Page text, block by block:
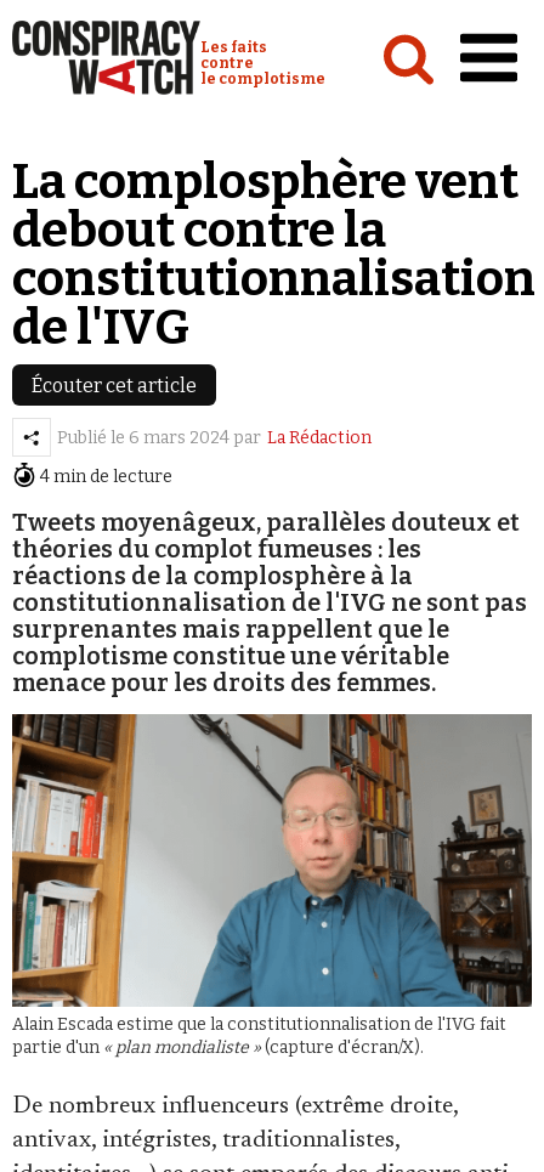
Conspiracy Watch :
Les faits
contre
le complotisme
Analyses
Conspipédia
Vidéos
Émissions
Revues de presse
Newsletter
Demander à Vera
Se connecter
La complosphère vent
debout contre la
constitutionnalisation
de l'IVG
Écouter cet article
Publié le 6 mars 2024 par La Rédaction
4 min de lecture
Tweets moyenâgeux, parallèles douteux et
théories du complot fumeuses : les
réactions de la complosphère à la
constitutionnalisation de l'IVG ne sont pas
surprenantes mais rappellent que le
complotisme constitue une véritable
menace pour les droits des femmes.
Alain Escada estime que la constitutionnalisation de l'IVG fait
partie d'un « plan mondialiste »(capture d'écran/X).
De nombreux influenceurs (extrême droite,
antivax, intégristes, traditionnalistes,